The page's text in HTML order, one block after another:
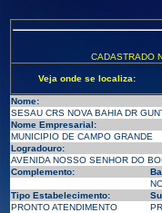
CADASTRADO
Veja onde se localiza:
Nome:
SESAU CRS NOVA BAHIA DR
Nome Empresarial:
MUNICIPIO DE CAMPO GRANDE
Logradouro:
AVENIDA NOSSO SENHOR DO
Complemento:
Tipo Estabelecimento:
PRONTO ATENDIMENTO